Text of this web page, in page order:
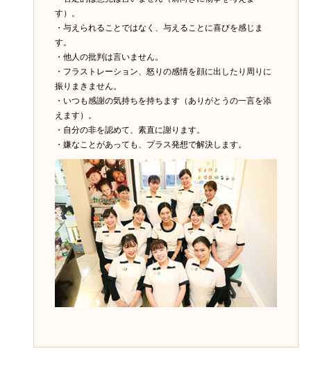
す）。
・与えられることではなく、与えることに喜びを感じま
す。
・他人の批判は言いません。
・フラストレーション、怒りの感情を顔に出したり周りに
振りまきません。
・いつも感謝の気持ちを持ちます（ありがとうの一言を添
えます）。
・自分の非を認めて、素直に謝ります。
・嫌なことがあっても、プラス発想で解決します。